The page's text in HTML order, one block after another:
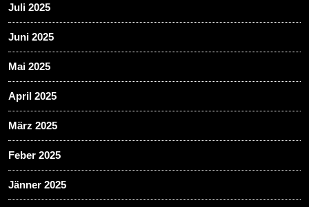
Juli 2025
Juni 2025
Mai 2025
April 2025
März 2025
Feber 2025
Jänner 2025